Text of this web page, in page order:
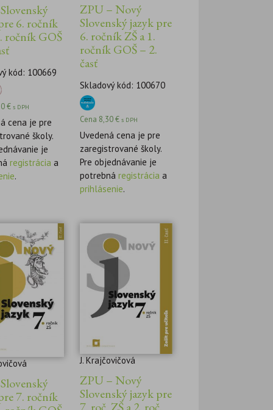
6. ročník
ročník GOŠ
kód: 100669
€ s DPH
cena je pre
školy.
je
registrácia a
.
ZPU – Nový
Slovenský jazyk pre
6. ročník ZŠ a 1.
ročník GOŠ – 2.
časť
Skladový kód: 100670
Cena 8,30€ s DPH
Uvedená cena je pre
zaregistrované školy.
Pre objednávanie je
potrebnáregistrácia a
prihlásenie.
7. ročník
J. Krajčovičová
ZPU – Nový
Slovenský jazyk pre
7. roč. ZŠ a 2. roč.